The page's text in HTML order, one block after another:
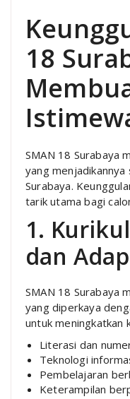
18
SMAN 18 Surabaya
yang
Surabaya.
tarik utama bagi
1.
dan
SMAN 18 Surabaya
yang diperkaya
untuk meningkatkan
Literasi dan
Teknologi
Pembelajaran
Keterampilan